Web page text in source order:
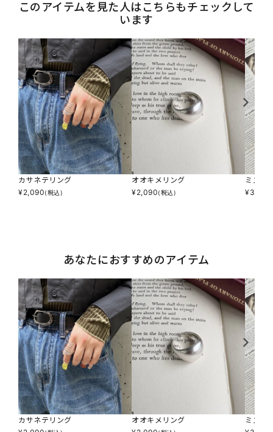
このアイテムを見た人はこちらもチェックして
います
カサネテリング
¥2,090(税込)
オオキメリング
¥2,090(税込)
ミズタ
¥3,190
あなたにおすすめのアイテム
カサネテリング
オオキメリング
ミズタ